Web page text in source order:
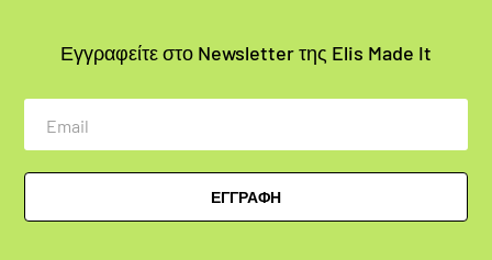
Εγγραφείτε στο Newsletter της Elis Made It
Email
ΕΓΓΡΑΦΗ